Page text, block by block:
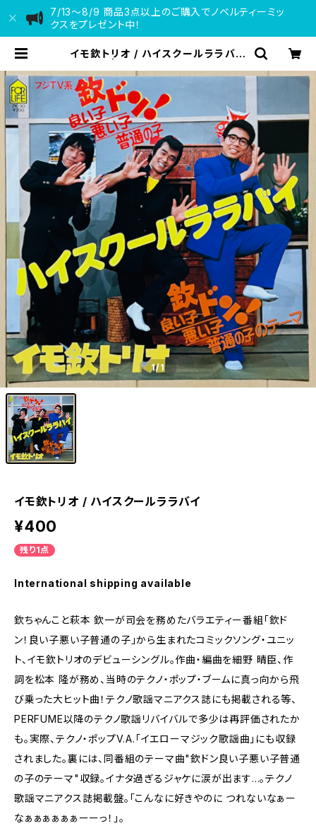
7/13〜8/9 商品3点以上のご購入でノベルティーミッ
クスをプレゼント中！
イモ欽トリオ / ハイスクールララバイ
1/1
イモ欽トリオ / ハイスクールララバイ
¥400
残り1点
International shipping available
欽ちゃんこと萩本 欽一が司会を務めたバラエティー番組「欽ド
ン！良い子悪い子普通の子」から生まれたコミックソング・ユニッ
ト、イモ欽トリオのデビューシングル。作曲・編曲を細野 晴臣、作
詞を松本 隆が務め、当時のテクノ・ポップ・ブームに真っ向から飛
び乗った大ヒット曲！テクノ歌謡マニアクス誌にも掲載される等、
PERFUME以降のテクノ歌謡リバイバルで多少は再評価されたか
も。実際、テクノ・ポップV.A.「イエローマジック歌謡曲」にも収録
されました。裏には、同番組のテーマ曲"欽ドン良い子悪い子普通
の子のテーマ"収録。イナタ過ぎるジャケに涙が出ます...。テクノ
歌謡マニアクス誌掲載盤。「こんなに好きやのに つれないなぁー
なぁぁぁぁぁぁーーっ！」。